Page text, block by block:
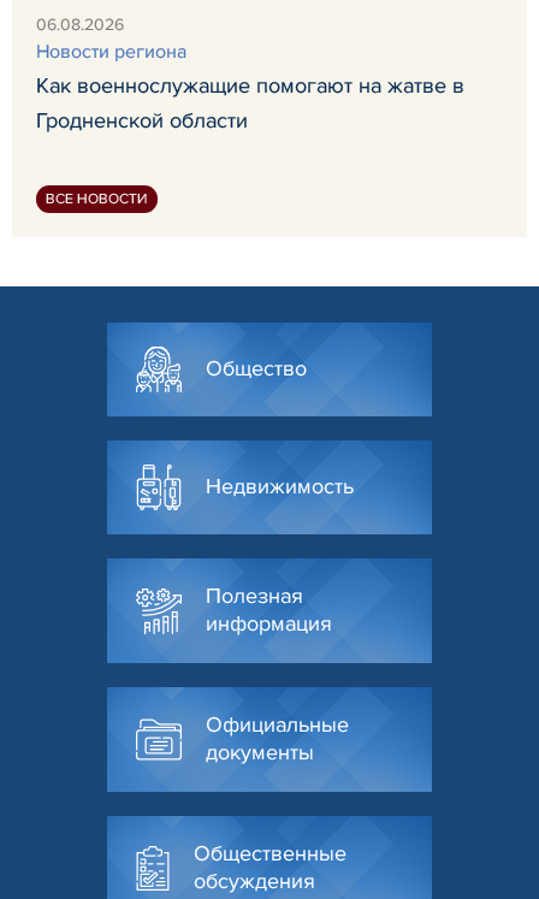
06.08.2026
Новости региона
Как военнослужащие помогают на жатве в
Гродненской области
ВСЕ НОВОСТИ
Общество
Недвижимость
Полезная
информация
Официальные
документы
Общественные
обсуждения